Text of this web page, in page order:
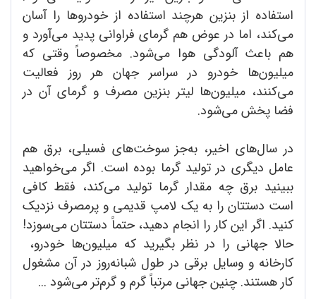
استفاده از بنزین هرچند استفاده از خودروها را آسان
می‌کند، اما در عوض هم گرمای فراوانی پدید می‌آورد و
هم باعث آلودگی هوا می‌شود. مخصوصاً وقتی که
میلیون‌ها خودرو در سراسر جهان هر روز فعالیت
می‌کنند، میلیون‌ها لیتر بنزین مصرف و گرمای آن در
فضا پخش می‌شود.
در سال‌های اخیر، به‌جز سوخت‌های فسیلی، برق هم
عامل دیگری در تولید گرما بوده است. اگر می‌خواهید
ببینید برق چه مقدار گرما تولید می‌کند، فقط کافی
است دستتان را به یک لامپ قدیمی و پرمصرف نزدیک
کنید. اگر این کار را انجام دهید، حتماً دستتان می‌سوزد!
حالا جهانی را در نظر بگیرید که میلیون‌ها خودرو،
کارخانه و وسایل برقی در طول شبانه‌روز در آن مشغول
کار هستند. چنین جهانی مرتباً گرم و گرم‌تر می‌شود ...